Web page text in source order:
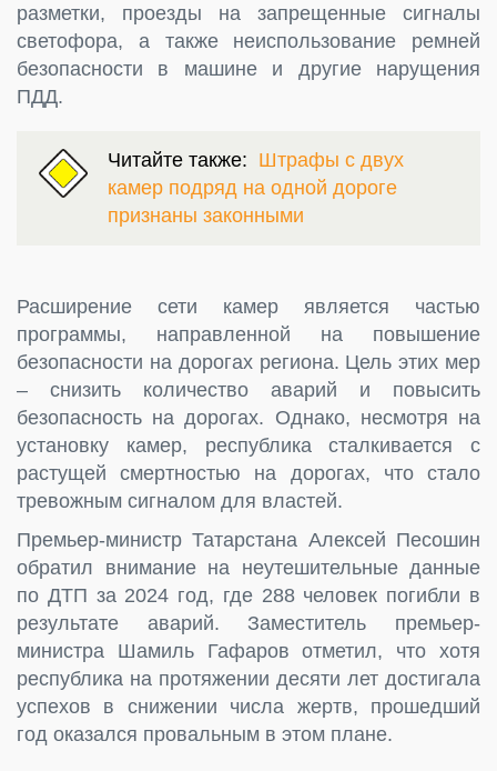
разметки, проезды на запрещенные сигналы
светофора, а также неиспользование ремней
безопасности в машине и другие нарущения
ПДД.
Читайте также: Штрафы с двух
камер подряд на одной дороге
признаны законными
Расширение сети камер является частью
программы, направленной на повышение
безопасности на дорогах региона. Цель этих мер
– снизить количество аварий и повысить
безопасность на дорогах. Однако, несмотря на
установку камер, республика сталкивается с
растущей смертностью на дорогах, что стало
тревожным сигналом для властей.
Премьер-министр Татарстана Алексей Песошин
обратил внимание на неутешительные данные
по ДТП за 2024 год, где 288 человек погибли в
результате аварий. Заместитель премьер-
министра Шамиль Гафаров отметил, что хотя
республика на протяжении десяти лет достигала
успехов в снижении числа жертв, прошедший
год оказался провальным в этом плане.